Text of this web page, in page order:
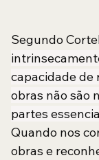
Segundo
capacidade de
obras não são
partes
Quando nos
obras e